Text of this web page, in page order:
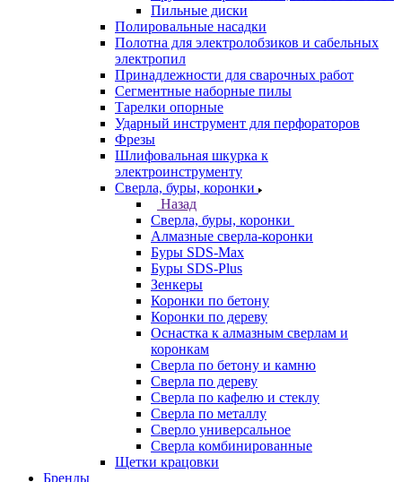
Пильные диски
Полировальные насадки
Полотна для электролобзиков и сабельных
электропил
Принадлежности для сварочных работ
Сегментные наборные пилы
Тарелки опорные
Ударный инструмент для перфораторов
Фрезы
Шлифовальная шкурка к
электроинструменту
Сверла, буры, коронки
Назад
Сверла, буры, коронки
Алмазные сверла-коронки
Буры SDS-Max
Буры SDS-Plus
Зенкеры
Коронки по бетону
Коронки по дереву
Оснастка к алмазным сверлам и
коронкам
Сверла по бетону и камню
Сверла по дереву
Сверла по кафелю и стеклу
Сверла по металлу
Сверло универсальное
Сверла комбинированные
Щетки крацовки
Бренды